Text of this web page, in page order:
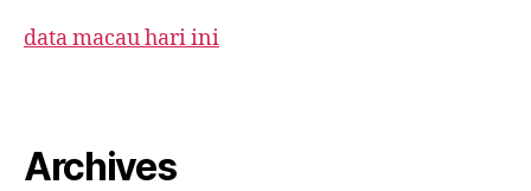
data macau hari ini
Archives